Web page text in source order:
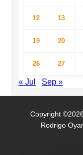
12 13
19 20
26 27
« Jul Sep »
Copyright ©2026
Rodrigo